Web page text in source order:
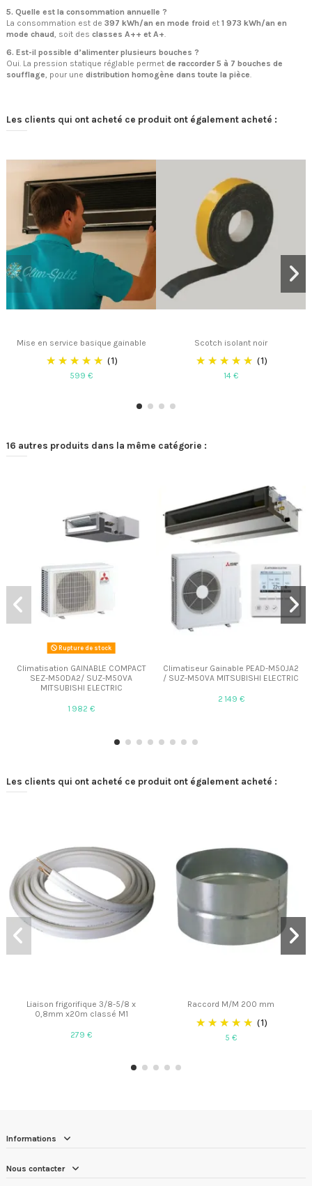
5. Quelle est la consommation annuelle ?
La consommation est de 397 kWh/an en mode froid et 1 973 kWh/an en
mode chaud, soit des classes A++ et A+.
6. Est-il possible d’alimenter plusieurs bouches ?
Oui. La pression statique réglable permet de raccorder 5 à 7 bouches de
soufflage, pour une distribution homogène dans toute la pièce.
Les clients qui ont acheté ce produit ont également acheté :
Mise en service basique gainable
(1)
599 €
Scotch isolant noir
(1)
14 €
16 autres produits dans la même catégorie :
Rupture de stock
Climatisation GAINABLE COMPACT
SEZ-M50DA2/ SUZ-M50VA
MITSUBISHI ELECTRIC
1 982 €
Climatiseur Gainable PEAD-M50JA2
/ SUZ-M50VA MITSUBISHI ELECTRIC
2 149 €
Les clients qui ont acheté ce produit ont également acheté :
Liaison frigorifique 3/8-5/8 x
0,8mm x20m classé M1
279 €
Raccord M/M 200 mm
(1)
5 €
Informations
Nous contacter